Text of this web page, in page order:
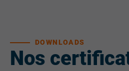
Nos
DOWNLOADS